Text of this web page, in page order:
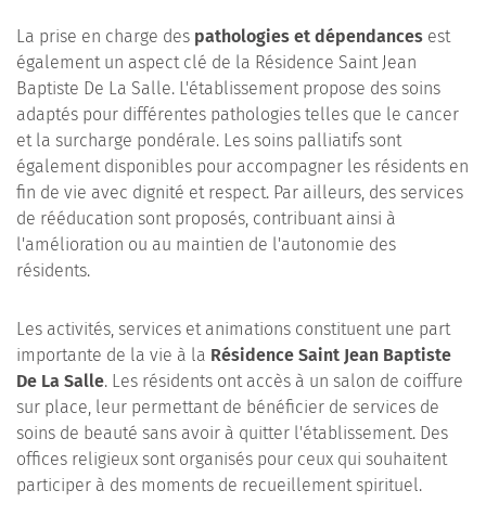
La prise en charge des pathologies et dépendances est
également un aspect clé de la Résidence Saint Jean
Baptiste De La Salle. L'établissement propose des soins
adaptés pour différentes pathologies telles que le cancer
et la surcharge pondérale. Les soins palliatifs sont
également disponibles pour accompagner les résidents en
fin de vie avec dignité et respect. Par ailleurs, des services
de rééducation sont proposés, contribuant ainsi à
l'amélioration ou au maintien de l'autonomie des
résidents.
Les activités, services et animations constituent une part
importante de la vie à la Résidence Saint Jean Baptiste
De La Salle. Les résidents ont accès à un salon de coiffure
sur place, leur permettant de bénéficier de services de
soins de beauté sans avoir à quitter l'établissement. Des
offices religieux sont organisés pour ceux qui souhaitent
participer à des moments de recueillement spirituel.